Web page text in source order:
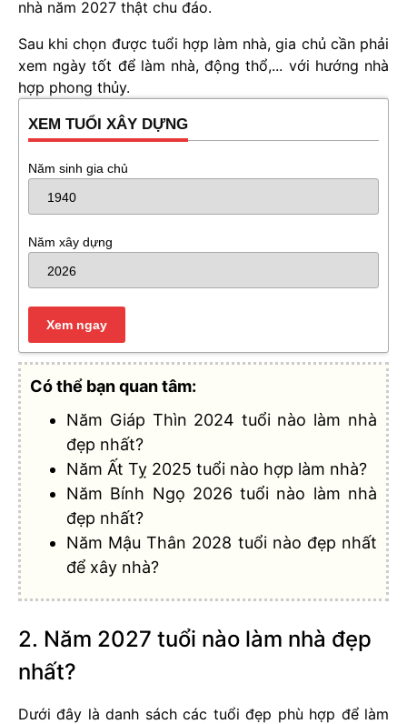
nhà năm 2027 thật chu đáo.
Sau khi chọn được tuổi hợp làm nhà, gia chủ cần phải
xem ngày tốt để làm nhà, động thổ,... với hướng nhà
hợp phong thủy.
XEM TUỔI XÂY DỰNG
Năm sinh gia chủ
Năm xây dựng
Có thể bạn quan tâm:
Năm Giáp Thìn 2024 tuổi nào làm nhà
đẹp nhất?
Năm Ất Tỵ 2025 tuổi nào hợp làm nhà?
Năm Bính Ngọ 2026 tuổi nào làm nhà
đẹp nhất?
Năm Mậu Thân 2028 tuổi nào đẹp nhất
để xây nhà?
2. Năm 2027 tuổi nào làm nhà đẹp
nhất?
Dưới đây là danh sách các tuổi đẹp phù hợp để làm